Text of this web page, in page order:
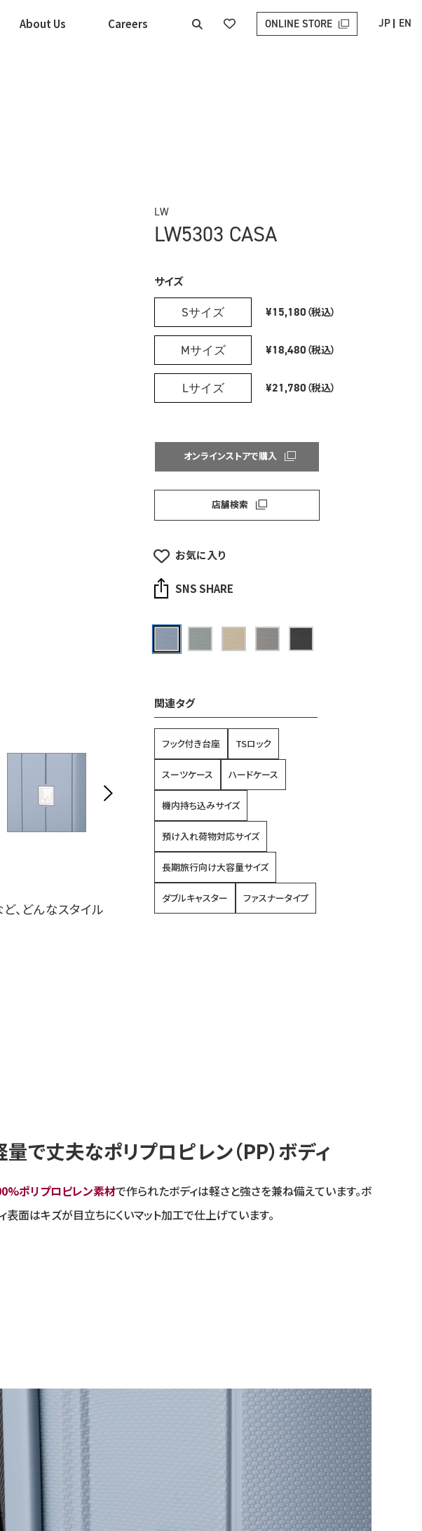
About Us Careers ONLINE STORE JP EN
、どんなスタイル
LW
LW5303 CASA
サイズ
Sサイズ ¥15,180 （税込）
Mサイズ ¥18,480 （税込）
Lサイズ ¥21,780 （税込）
オンラインストアで購入
店舗検索
お気に入り
SNS SHARE
関連タグ
フック付き台座 TSロック
スーツケース ハードケース
機内持ち込みサイズ
預け入れ荷物対応サイズ
長期旅行向け大容量サイズ
ダブルキャスター ファスナータイプ
量で丈夫なポリプロピレン（PP）ボディ
ポリプロピレン素材で作られたボディは軽さと強さを兼ね備えています。ボ
表面はキズが目立ちにくいマット加工で仕上げています。